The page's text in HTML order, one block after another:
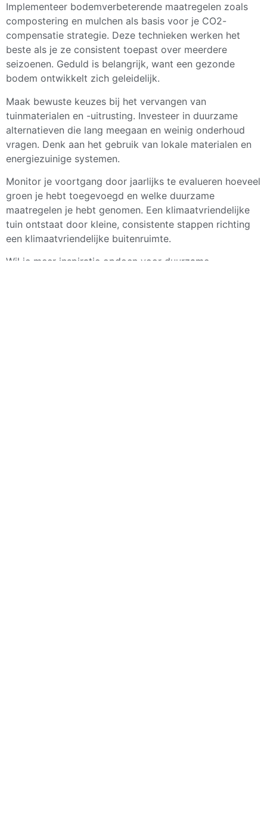
Implementeer bodemverbeterende maatregelen zoals
compostering en mulchen als basis voor je CO2-
compensatie strategie. Deze technieken werken het
beste als je ze consistent toepast over meerdere
seizoenen. Geduld is belangrijk, want een gezonde
bodem ontwikkelt zich geleidelijk.
Maak bewuste keuzes bij het vervangen van
tuinmaterialen en -uitrusting. Investeer in duurzame
alternatieven die lang meegaan en weinig onderhoud
vragen. Denk aan het gebruik van lokale materialen en
energiezuinige systemen.
Monitor je voortgang door jaarlijks te evalueren hoeveel
groen je hebt toegevoegd en welke duurzame
maatregelen je hebt genomen. Een klimaatvriendelijke
tuin ontstaat door kleine, consistente stappen richting
een klimaatvriendelijke buitenruimte.
Wil je meer inspiratie opdoen voor duurzame